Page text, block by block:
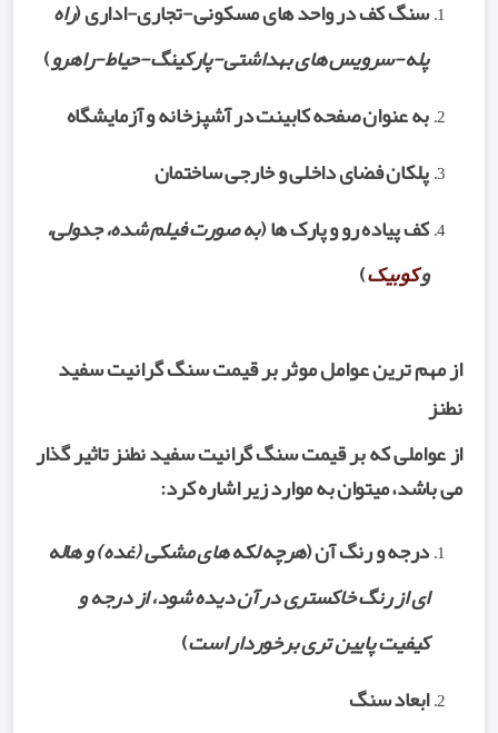
سنگ کف در واحد های مسکونی-تجاری-اداری (راه
پله-سرویس های بهداشتی-پارکینگ-حیاط-راهرو)
به عنوان صفحه کابینت در آشپزخانه و آزمایشگاه
پلکان فضای داخلی و خارجی ساختمان
کف پیاده رو و پارک ها (به صورت فیلم شده، جدولی،
وکوبیک)
از مهم ترین عوامل موثر بر قیمت سنگ گرانیت سفید
نطنز
از عواملی که بر قیمت سنگ گرانیت سفید نطنز تاثیر گذار
می باشد، میتوان به موارد زیر اشاره کرد:
درجه و رنگ آن (هرچه لکه های مشکی (غده) و هاله
ای از رنگ خاکستری در آن دیده شود، از درجه و
کیفیت پایین تری برخوردار است)
ابعاد سنگ